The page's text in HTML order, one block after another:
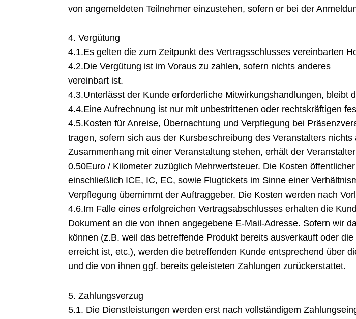
von angemeldeten Teilnehmer einzustehen, sofern er bei der
4. Vergütung
4.1.Es gelten die zum Zeitpunkt des Vertragsschlusses vereinbarten
4.2.Die Vergütung ist im Voraus zu zahlen, sofern nichts anderes
vereinbart ist.
4.3.Unterlässt der Kunde erforderliche Mitwirkungshandlungen, bleibt
4.4.Eine Aufrechnung ist nur mit unbestrittenen oder rechtskräftigen
4.5.Kosten für Anreise, Übernachtung und Verpflegung bei
tragen, sofern sich aus der Kursbeschreibung des Veranstalters
Zusammenhang mit einer Veranstaltung stehen, erhält der
0.50Euro / Kilometer zuzüglich Mehrwertsteuer. Die Kosten
einschließlich ICE, IC, EC, sowie Flugtickets im Sinne einer
Verpflegung übernimmt der Auftraggeber. Die Kosten werden nach
4.6.Im Falle eines erfolgreichen Vertragsabschlusses erhalten die
Dokument an die von ihnen angegebene E-Mail-Adresse. Sofern wir
können (z.B. weil das betreffende Produkt bereits ausverkauft oder
erreicht ist, etc.), werden die betreffenden Kunde entsprechend über
und die von ihnen ggf. bereits geleisteten Zahlungen zurückerstattet.
5. Zahlungsverzug
5.1. Die Dienstleistungen werden erst nach vollständigem